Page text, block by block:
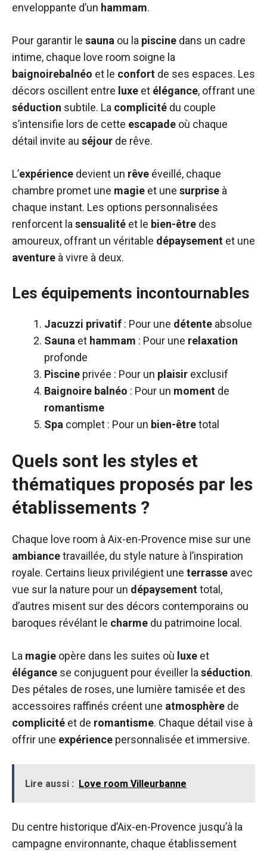
enveloppante d’un hammam.
Pour garantir le sauna ou la piscine dans un cadre
intime, chaque love room soigne la
baignoirebalnéo et le confort de ses espaces. Les
décors oscillent entre luxe et élégance, offrant une
séduction subtile. La complicité du couple
s’intensifie lors de cette escapade où chaque
détail invite au séjour de rêve.
L’expérience devient un rêve éveillé, chaque
chambre promet une magie et une surprise à
chaque instant. Les options personnalisées
renforcent la sensualité et le bien-être des
amoureux, offrant un véritable dépaysement et une
aventure à vivre à deux.
Les équipements incontournables
Jacuzzi privatif : Pour une détente absolue
Sauna et hammam : Pour une relaxation
profonde
Piscine privée : Pour un plaisir exclusif
Baignoire balnéo : Pour un moment de
romantisme
Spa complet : Pour un bien-êtretotal
Quels sont les styles et
thématiques proposés par les
établissements ?
Chaque love room à Aix-en-Provence mise sur une
ambiancetravaillée, du style nature à l’inspiration
royale. Certains lieux privilégient une terrasse avec
vue sur la nature pour un dépaysementtotal,
d’autres misent sur des décors contemporains ou
baroques révélant le charme du patrimoine local.
La magie opère dans les suites où luxe et
élégance se conjuguent pour éveiller la séduction.
Des pétales de roses, une lumière tamisée et des
accessoires raffinés créent une atmosphère de
complicité et de romantisme. Chaque détail vise à
offrir une expérience personnalisée et immersive.
Lire aussi : Love room Villeurbanne
Du centre historique d’Aix-en-Provence jusqu’à la
campagne environnante, chaque établissement